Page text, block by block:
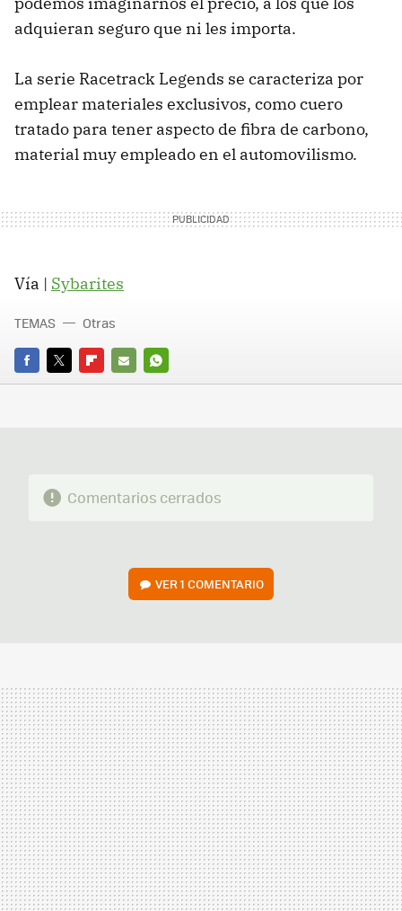
adquieran seguro que ni les importa.
La serie Racetrack Legends se caracteriza por
emplear materiales exclusivos, como cuero
tratado para tener aspecto de fibra de carbono,
material muy empleado en el automovilismo.
Vía | Sybarites
FACEBOOK
TWITTERFLIPBOARD
E-
WHATSAPP
TEMAS Otras
Comentarios cerrados
VER1 COMENTARIO